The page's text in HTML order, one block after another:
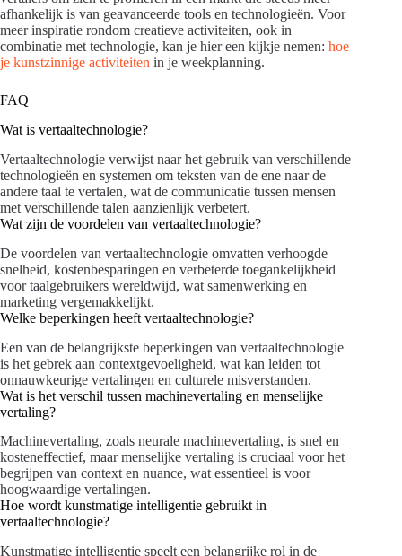
afhankelijk is van geavanceerde tools en technologieën. Voor
meer inspiratie rondom creatieve activiteiten, ook in
combinatie met technologie, kan je hier een kijkje nemen: hoe
je kunstzinnige activiteiten in je weekplanning.
FAQ
Wat is vertaaltechnologie?
Vertaaltechnologie verwijst naar het gebruik van verschillende
technologieën en systemen om teksten van de ene naar de
andere taal te vertalen, wat de communicatie tussen mensen
met verschillende talen aanzienlijk verbetert.
Wat zijn de voordelen van vertaaltechnologie?
De voordelen van vertaaltechnologie omvatten verhoogde
snelheid, kostenbesparingen en verbeterde toegankelijkheid
voor taalgebruikers wereldwijd, wat samenwerking en
marketing vergemakkelijkt.
Welke beperkingen heeft vertaaltechnologie?
Een van de belangrijkste beperkingen van vertaaltechnologie
is het gebrek aan contextgevoeligheid, wat kan leiden tot
onnauwkeurige vertalingen en culturele misverstanden.
Wat is het verschil tussen machinevertaling en menselijke
vertaling?
Machinevertaling, zoals neurale machinevertaling, is snel en
kosteneffectief, maar menselijke vertaling is cruciaal voor het
begrijpen van context en nuance, wat essentieel is voor
hoogwaardige vertalingen.
Hoe wordt kunstmatige intelligentie gebruikt in
vertaaltechnologie?
Kunstmatige intelligentie speelt een belangrijke rol in de